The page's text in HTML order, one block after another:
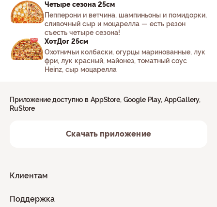
Четыре сезона 25см
Пепперони и ветчина, шампиньоны и помидорки,
сливочный сыр и моцарелла — есть резон
съесть четыре сезона!
ХотДог 25см
Охотничьи колбаски, огурцы маринованные, лук
фри, лук красный, майонез, томатный соус
Heinz, сыр моцарелла
Клиентам
Поддержка
Приложение доступно в AppStore, Google Play, AppGallery,
RuStore
Скачать приложение